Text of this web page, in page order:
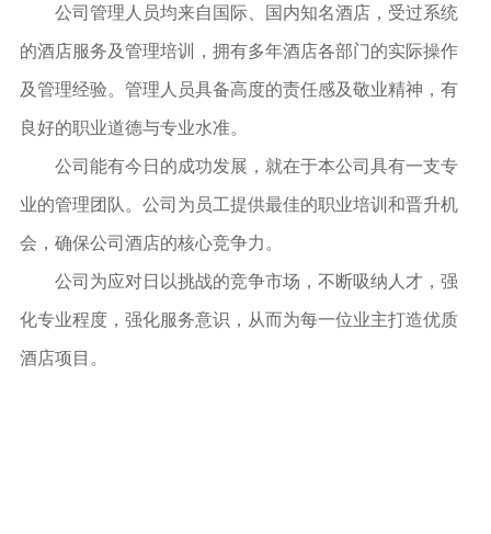
公司管理人员均来自国际、国内知名酒店，受过系统
的酒店服务及管理培训，拥有多年酒店各部门的实际操作
及管理经验。管理人员具备高度的责任感及敬业精神，有
良好的职业道德与专业水准。
公司能有今日的成功发展，就在于本公司具有一支专
业的管理团队。公司为员工提供最佳的职业培训和晋升机
会，确保公司酒店的核心竞争力。
公司为应对日以挑战的竞争市场，不断吸纳人才，强
化专业程度，强化服务意识，从而为每一位业主打造优质
酒店项目。